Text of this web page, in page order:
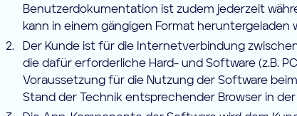
Benutzerdokumentation ist zudem jederzeit
kann in einem gängigen Format heruntergeladen
Der Kunde ist für die Internetverbindung
die dafür erforderliche Hard- und Software (z.B.
Voraussetzung für die Nutzung der Software
Stand der Technik entsprechender Browser in